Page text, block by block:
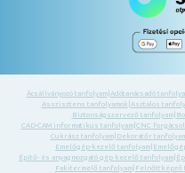
Ácsállványozó tanfolyam| Adótanácsadó
Asszisztens tanfolyamok Asztalos
Biztonságszervező tanfolyam|
CAD-CAM informatikus tanfolyam| CNC
Cukrász tanfolyam| Dekoratőr
Emelőgép-kezelő tanfolyam
Építő- és anyagmozgató gép kezelő tanfolyam
Fakitermelő tanfolyam Felnőttképző